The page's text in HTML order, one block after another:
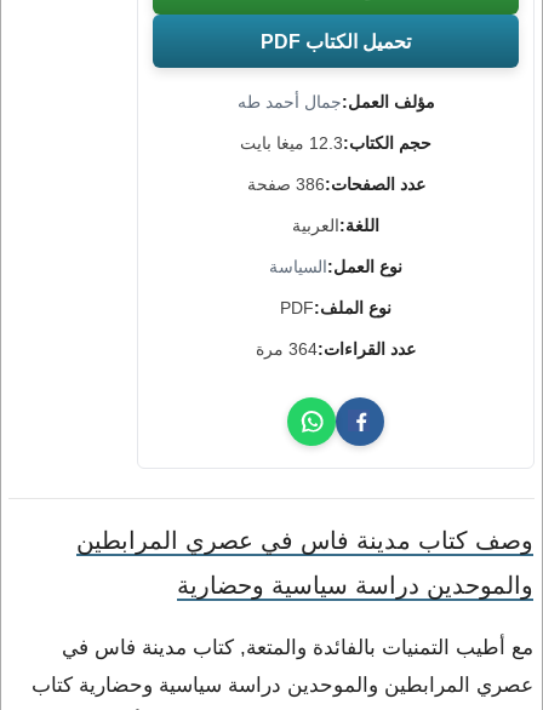
مؤلف العمل:جمال أحمد طه
حجم الكتاب:12.3 ميغا بايت
عدد الصفحات:386 صفحة
اللغة:العربية
نوع العمل:السياسة
نوع الملف:PDF
عدد القراءات:364 مرة
تحميل الكتاب PDF
وصف كتاب مدينة فاس في عصري المرابطين
والموحدين دراسة سياسية وحضارية
مع أطيب التمنيات بالفائدة والمتعة, كتاب مدينة فاس في
عصري المرابطين والموحدين دراسة سياسية وحضارية كتاب